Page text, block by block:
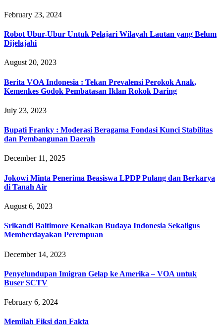
February 23, 2024
Robot Ubur-Ubur Untuk Pelajari Wilayah Lautan yang Belum
Dijelajahi
August 20, 2023
Berita VOA Indonesia : Tekan Prevalensi Perokok Anak,
Kemenkes Godok Pembatasan Iklan Rokok Daring
July 23, 2023
Bupati Franky : Moderasi Beragama Fondasi Kunci Stabilitas
dan Pembangunan Daerah
December 11, 2025
Jokowi Minta Penerima Beasiswa LPDP Pulang dan Berkarya
di Tanah Air
August 6, 2023
Srikandi Baltimore Kenalkan Budaya Indonesia Sekaligus
Memberdayakan Perempuan
December 14, 2023
Penyelundupan Imigran Gelap ke Amerika – VOA untuk
Buser SCTV
February 6, 2024
Memilah Fiksi dan Fakta